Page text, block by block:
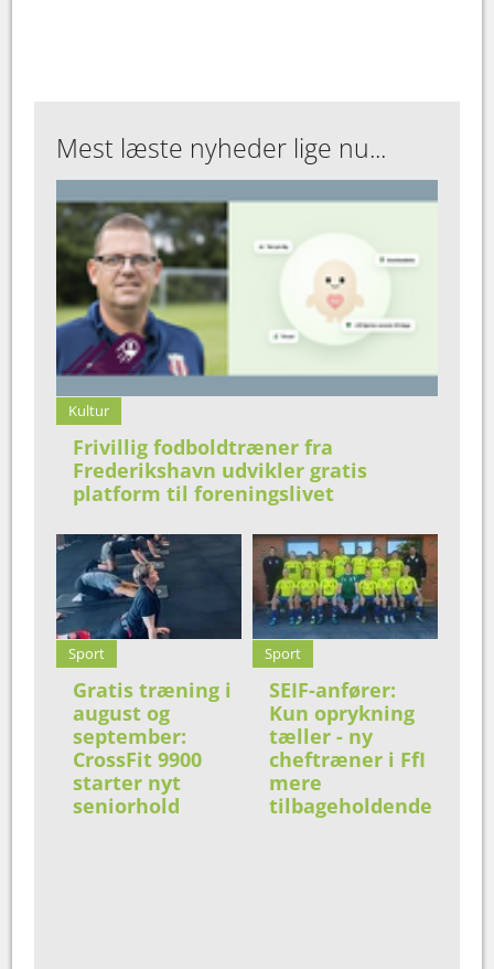
Mest læste nyheder lige nu...
Kultur
Frivillig fodboldtræner fra
Frederikshavn udvikler gratis
platform til foreningslivet
Sport
Gratis træning i
august og
september:
CrossFit 9900
starter nyt
seniorhold
Sport
SEIF-anfører:
Kun oprykning
tæller - ny
cheftræner i FfI
mere
tilbageholdende